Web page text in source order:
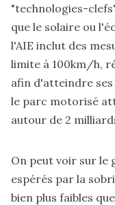
"technologies-
que le solaire ou
l'AIE inclut des
limite à 100km/h,
afin d'atteindre
le parc motorisé
autour de 2
On peut voir sur le
espérés par la
bien plus faibles